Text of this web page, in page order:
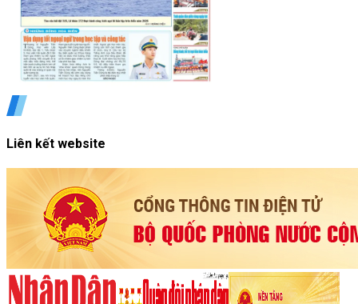
Liên kết website